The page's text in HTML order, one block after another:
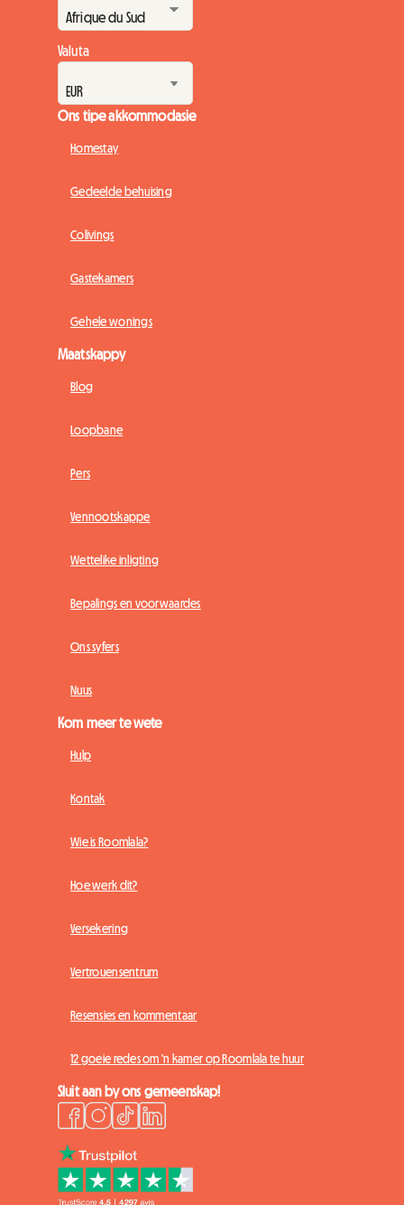
Valuta
Ons tipe akkommodasie
Homestay
Gedeelde behuising
Colivings
Gastekamers
Gehele wonings
Maatskappy
Blog
Loopbane
Pers
Vennootskappe
Wettelike inligting
Bepalings en voorwaardes
Ons syfers
Nuus
Kom meer te wete
Hulp
Kontak
Wie is Roomlala?
Hoe werk dit?
Versekering
Vertrouensentrum
Resensies en kommentaar
12 goeie redes om 'n kamer op Roomlala te huur
Sluit aan by ons gemeenskap!